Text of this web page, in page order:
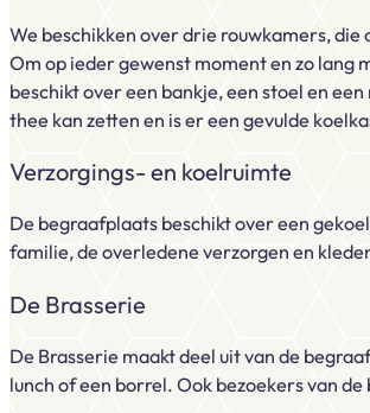
We beschikken over drie rouwkamers,
Om op ieder gewenst moment en zo lang
beschikt over een bankje, een stoel en
thee kan zetten en is er een gevulde
Verzorgings- en koelruimte
De begraafplaats beschikt over een
familie, de overledene verzorgen en
De Brasserie
De Brasserie maakt deel uit van de
lunch of een borrel. Ook bezoekers van